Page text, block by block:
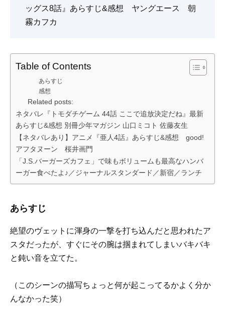
ッグス8話』あらすじ&感想 ヤングエース 朝
霧カフカ
Table of Contents
あらすじ
感想
Related posts:
ネタバレ『トモダチゲーム 44話 ここで追放決定だね』最新
あらすじ&感想 別冊少年マガジン 山口ミコト 佐藤友生
【ネタバレあり】アニメ『亜人4話』あらすじ&感想 good!
アフタヌーン 桜井画門
「J.S.バーガーズカフェ」で味もボリュームも最高なハンバ
ーガー食べたよ♪／ジャーナルスタンダード／新宿／ランチ
あらすじ
絶望のヴェットに渾身の一撃を打ち込んだと思われたア
スタだったが、すぐにその腕は掴まれてしまいバキバキ
と鈍い音を立てた。
（このシーンの描写ちょっと何が起こってるかよく分か
んなかった笑）